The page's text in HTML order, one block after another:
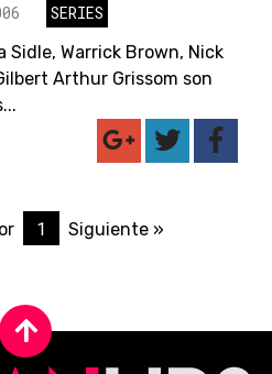
SERIES
Sidle, Warrick Brown, Nick
Arthur Grissom son
1 Siguiente »